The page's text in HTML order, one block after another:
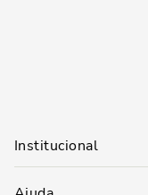
Institucional